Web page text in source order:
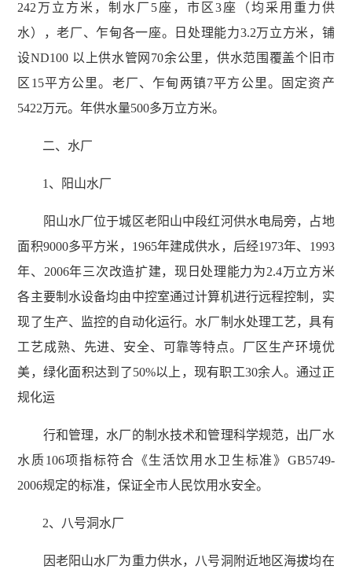
242万立方米，制水厂5座，市区3座（均采用重力供
水），老厂、乍甸各一座。日处理能力3.2万立方米，铺
设ND100 以上供水管网70余公里，供水范围覆盖个旧市
区15平方公里。老厂、乍甸两镇7平方公里。固定资产
5422万元。年供水量500多万立方米。
二、水厂
1、阳山水厂
阳山水厂位于城区老阳山中段红河供水电局旁，占地
面积9000多平方米，1965年建成供水，后经1973年、1993
年、2006年三次改造扩建，现日处理能力为2.4万立方米
各主要制水设备均由中控室通过计算机进行远程控制，实
现了生产、监控的自动化运行。水厂制水处理工艺，具有
工艺成熟、先进、安全、可靠等特点。厂区生产环境优
美，绿化面积达到了50%以上，现有职工30余人。通过正
规化运
行和管理，水厂的制水技术和管理科学规范，出厂水
水质106项指标符合《生活饮用水卫生标准》GB5749-
2006规定的标准，保证全市人民饮用水安全。
2、八号洞水厂
因老阳山水厂为重力供水，八号洞附近地区海拔均在